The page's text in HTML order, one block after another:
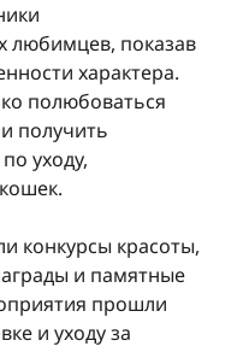
любимцев, показав
характера.
полюбоваться
получить
уходу,
конкурсы красоты,
и памятные
прошли
и уходу за